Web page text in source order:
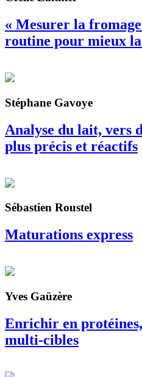
« Mesurer la
routine pour mieux
Stéphane Gavoye
Analyse du lait, vers
plus précis et réactifs
Sébastien Roustel
Maturations express
Yves Gaüzère
Enrichir en
multi-cibles